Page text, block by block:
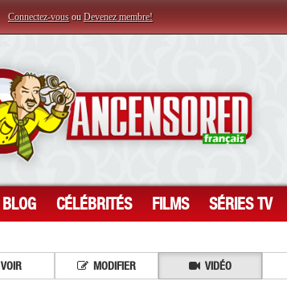
Connectez-vous ou Devenez membre!
BLOG CÉLÉBRITÉS FILMS SÉRIES TV
VOIR MODIFIER VIDÉO